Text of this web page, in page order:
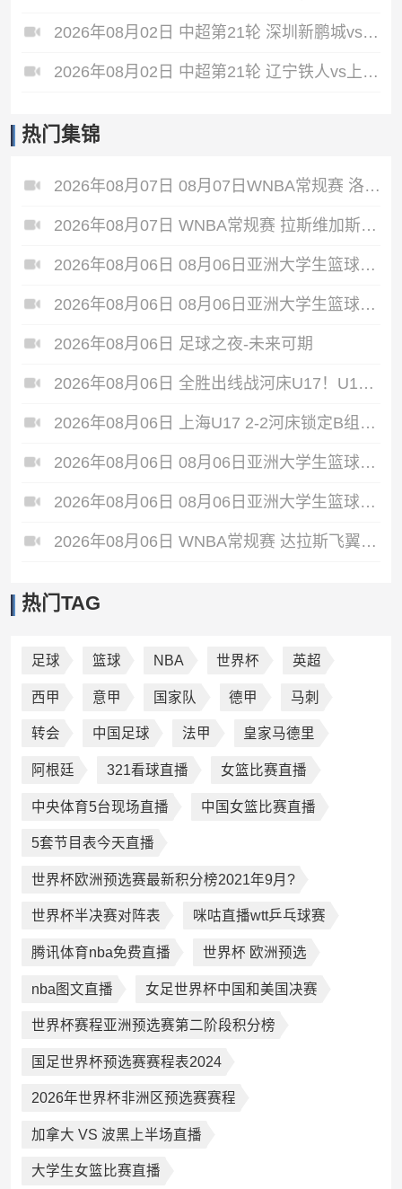
2026年08月02日 中超第21轮 深圳新鹏城vs重庆铜梁龙 全场录像
2026年08月02日 中超第21轮 辽宁铁人vs上海申花 全场录像
热门集锦
2026年08月07日 08月07日WNBA常规赛 洛杉矶火花 89 - 82 明尼苏达山猫 全场集锦
2026年08月07日 WNBA常规赛 拉斯维加斯王牌 86 - 84 印第安纳狂热 全场集锦
2026年08月06日 08月06日亚洲大学生篮球联赛8强赛 清华大学 85 - 81 菲律宾大学 集锦
2026年08月06日 08月06日亚洲大学生篮球联赛8强赛 早稻田大学 78 - 71 高丽大学 集锦
2026年08月06日 足球之夜-未来可期
2026年08月06日 全胜出线战河床U17！U17国足2-1十人药厂U17 赵松源登场1分钟传射
2026年08月06日 上海U17 2-2河床锁定B组第1 吕孟洋点射阿布力米破门 将战A组第2
2026年08月06日 08月06日亚洲大学生篮球联赛8强赛 北京大学 77 - 79 上海交通大学 集锦
2026年08月06日 08月06日亚洲大学生篮球联赛8强赛 延世大学 67 - 72 政治大学 集锦
2026年08月06日 WNBA常规赛 达拉斯飞翼 92 - 96 华盛顿神秘人 全场集锦
热门TAG
足球 篮球 NBA 世界杯 英超
西甲 意甲 国家队 德甲 马刺
转会 中国足球 法甲 皇家马德里
阿根廷 321看球直播 女篮比赛直播
中央体育5台现场直播 中国女篮比赛直播
5套节目表今天直播
世界杯欧洲预选赛最新积分榜2021年9月?
世界杯半决赛对阵表 咪咕直播wtt乒乓球赛
腾讯体育nba免费直播 世界杯 欧洲预选
nba图文直播 女足世界杯中国和美国决赛
世界杯赛程亚洲预选赛第二阶段积分榜
国足世界杯预选赛赛程表2024
2026年世界杯非洲区预选赛赛程
加拿大 VS 波黑上半场直播
大学生女篮比赛直播